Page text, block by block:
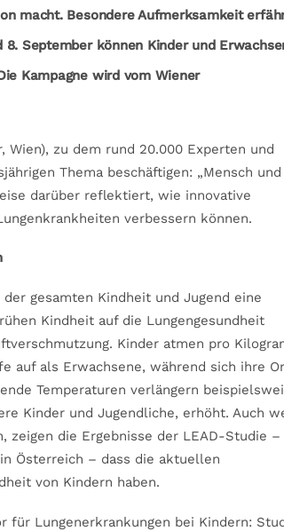
macht. Besondere Aufmerksamkeit
8. September können Kinder und
Kampagne wird vom Wiener
Wien), zu dem rund 20.000 Experten und
Thema beschäftigen: „Mensch und
darüber reflektiert, wie innovative
verbessern können.
gesamten Kindheit und Jugend eine
Kindheit auf die Lungengesundheit
Kinder atmen pro
auf als Erwachsene, während sich ihre
Temperaturen verlängern
Kinder und Jugendliche, erhöht. Auch
zeigen die Ergebnisse der LEAD-Studie –
Österreich – dass die aktuellen
von Kindern haben.
Lungenerkrankungen bei Kindern: